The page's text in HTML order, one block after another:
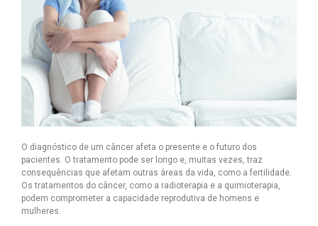
O diagnóstico de um câncer afeta o presente e o futuro dos
pacientes. O tratamento pode ser longo e, muitas vezes, traz
consequências que afetam outras áreas da vida, como a fertilidade.
Os tratamentos do câncer, como a radioterapia e a quimioterapia,
podem comprometer a capacidade reprodutiva de homens e
mulheres.